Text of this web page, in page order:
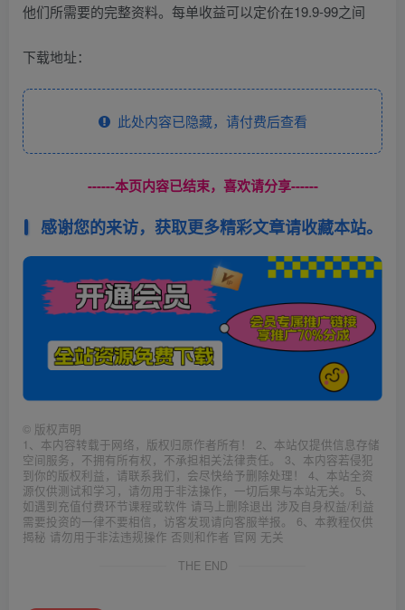
他们所需要的完整资料。每单收益可以定价在19.9-99之间
下载地址：
此处内容已隐藏，请付费后查看
------本页内容已结束，喜欢请分享------
感谢您的来访，获取更多精彩文章请收藏本站。
© 版权声明
1、本内容转载于网络，版权归原作者所有！ 2、本站仅提供信息存储
空间服务，不拥有所有权，不承担相关法律责任。 3、本内容若侵犯
到你的版权利益，请联系我们，会尽快给予删除处理！ 4、本站全资
源仅供测试和学习，请勿用于非法操作，一切后果与本站无关。 5、
如遇到充值付费环节课程或软件 请马上删除退出 涉及自身权益/利益
需要投资的一律不要相信，访客发现请向客服举报。 6、本教程仅供
揭秘 请勿用于非法违规操作 否则和作者 官网 无关
THE END